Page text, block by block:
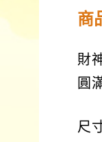
商
財
圓
尺